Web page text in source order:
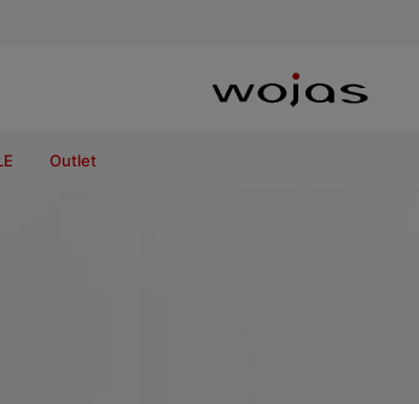
Outlet